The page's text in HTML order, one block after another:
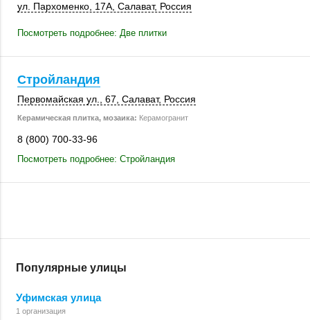
ул. Пархоменко 17А Салават, Россия
Посмотреть подробнее: Две плитки
Стройландия
Первомайская ул., 67, Салават, Россия
Керамическая плитка, мозаика: Керамогранит
8 (800) 700-33-96
Посмотреть подробнее: Стройландия
Популярные улицы
Уфимская улица
1 организация